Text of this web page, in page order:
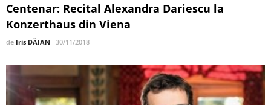
Centenar: Recital Alexandra Dariescu la
Konzerthaus din Viena
de Iris DĂIAN 30/11/2018